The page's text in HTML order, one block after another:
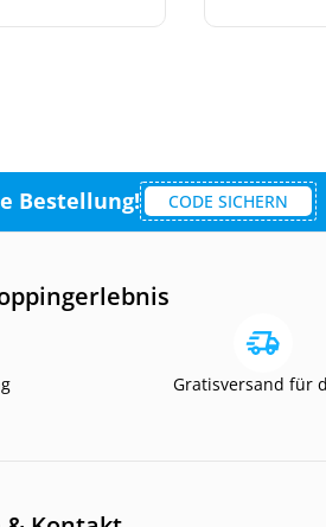
Bestellung! CODE SICHERN
Gratisversand für